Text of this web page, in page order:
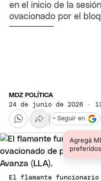
en el inicio de la
ovacionado por el
MDZ POLÍTICA
24 de junio de 2026 ·
Agregá
+ Seguir en
El flamante